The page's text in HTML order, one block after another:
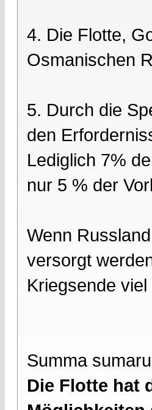
4. Die Flotte,
Osmanischen
5. Durch die
den
Lediglich 7%
nur 5 % der
Wenn
versorgt
Kriegsende
Summa
Die Flotte hat